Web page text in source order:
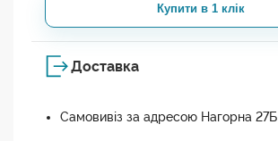
Купити в 1 клік
Доставка
Самовивіз за адресою Нагорна 27Б